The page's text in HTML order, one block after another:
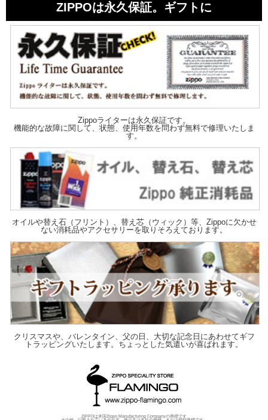
ZIPPOは永久保証。ギフトに
Zippoライターは永久保証です。
機能的な故障に関して、状態、使用年数を問わず無料で修理いたしま
す。
オイルや替え石（フリント）、替え芯（ウィック）等、Zippoに欠かせ
ない消耗品やアクセサリーを取りそろえております。
クリスマスや、バレンタイン、父の日、大切な記念日にあわせてギフ
トラッピングいたします。ちょっとした気遣いが喜ばれます。
ZIPPOは米国Zippo Manufacturing Companyの商標です